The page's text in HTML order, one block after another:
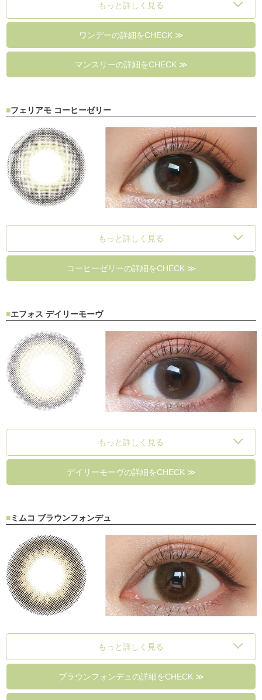
もっと詳しく見る
ワンデーの詳細をCHECK ≫
マンスリーの詳細をCHECK ≫
フェリアモ コーヒーゼリー
もっと詳しく見る
コーヒーゼリーの詳細をCHECK ≫
エフォス デイリーモーヴ
もっと詳しく見る
デイリーモーヴの詳細をCHECK ≫
ミムコ ブラウンフォンデュ
もっと詳しく見る
ブラウンフォンデュの詳細をCHECK ≫